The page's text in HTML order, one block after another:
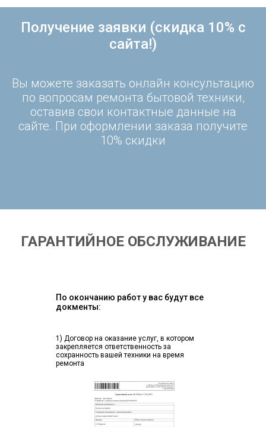
Получение заявки (скидка 10% с
сайта!)
Вы можете заказать онлайн консультацию
по вопросам ремонта бытовой техники,
оставив свои контактные данные на
сайте. При оформлении заказа получите
10% скидки
ГАРАНТИЙНОЕ ОБСЛУЖИВАНИЕ
По окончанию работ у вас будут все
докменты:
1) Договор на оказание услуг, в котором
закрепляется ответственность за
сохранность вашей техники на время
ремонта